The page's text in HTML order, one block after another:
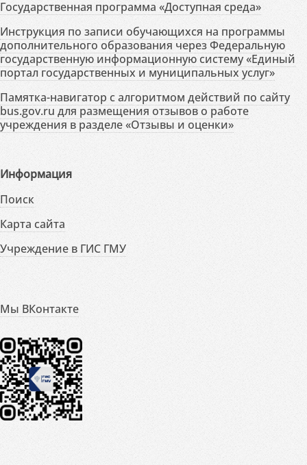
Государственная программа «Доступная среда»
Инструкция по записи обучающихся на программы
дополнительного образования через Федеральную
государственную информационную систему «Единый
портал государственных и муниципальных услуг»
Памятка-навигатор с алгоритмом действий по сайту
bus.gov.ru для размещения отзывов о работе
учреждения в разделе «Отзывы и оценки»
Информация
Поиск
Карта сайта
Учреждение в ГИС ГМУ
Мы ВКонтакте